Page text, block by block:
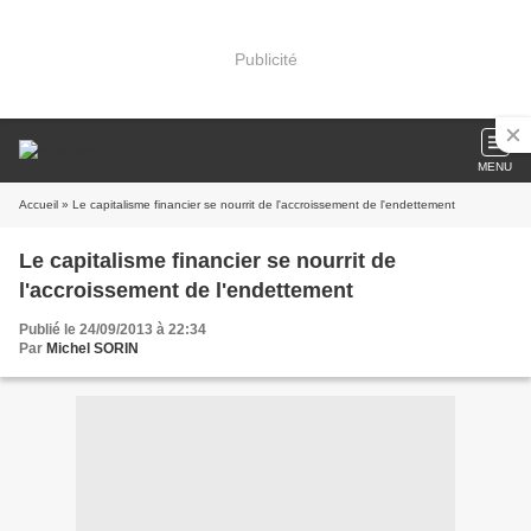
Publicité
MENU
Accueil » Le capitalisme financier se nourrit de l'accroissement de l'endettement
Le capitalisme financier se nourrit de
l'accroissement de l'endettement
Publié le 24/09/2013 à 22:34
Par Michel SORIN